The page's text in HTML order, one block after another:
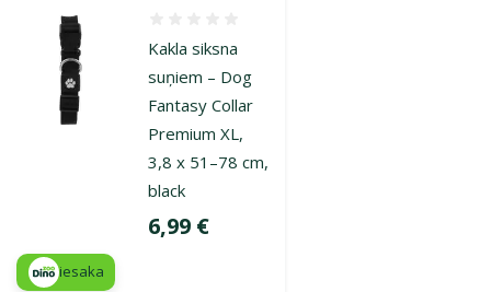
Kakla siksna
suņiem – Dog
Fantasy Collar
Premium XL,
3,8 x 51–78 cm,
black
Cena
6,99 €
iesaka